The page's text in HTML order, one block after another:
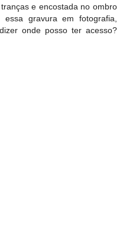
e encostada no ombro
gravura em fotografia,
onde posso ter acesso?